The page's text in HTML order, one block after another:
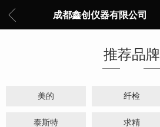
成都鑫创仪器有限公司
推荐品牌
美的 纤检
泰斯特 求精